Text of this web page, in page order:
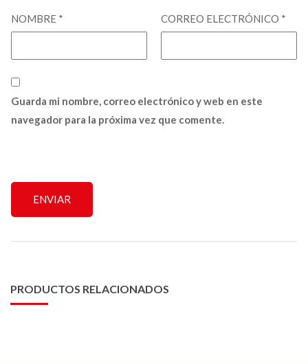
NOMBRE * CORREO ELECTRÓNICO *
Guarda mi nombre, correo electrónico y web en este
navegador para la próxima vez que comente.
PRODUCTOS RELACIONADOS